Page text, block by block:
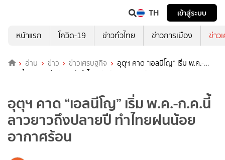
TH
เข้าสู่ระบบ
หน้าแรก
โควิด-19 ข่าวทั่วไทย ข่าวการเมือง ข่าว
อ่าน ข่าว ข่าวเศรษฐกิจ
อุตุฯ คาด “เอลนีโญ” เริ่ม พ.ค.-
ก.ค.นี้ลาวยาวถึงปลายปี ทำไทยฝนน้อย อากาศร้อน
อุตุฯ คาด “เอลนีโญ” เริ่ม พ.ค.-ก.ค.นี้
ลาวยาวถึงปลายปี ทำไทยฝนน้อย
อากาศร้อน